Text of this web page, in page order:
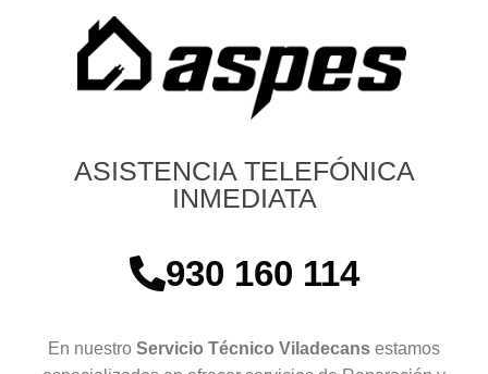
ASISTENCIA TELEFÓNICA
INMEDIATA
930 160 114
En nuestro Servicio Técnico Viladecans estamos